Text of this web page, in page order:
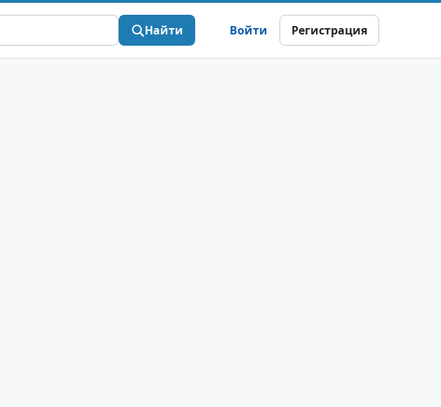
Найти Войти Регистрация